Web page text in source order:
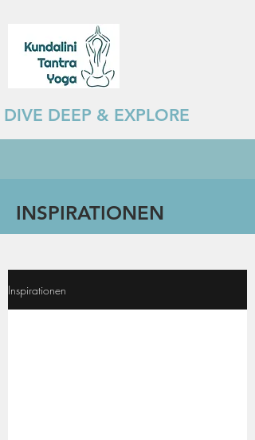
DIVE DEEP & EXPLORE
INSPIRATIONEN
Inspirationen